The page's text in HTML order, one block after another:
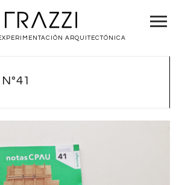
ARQUITECTÓNICA